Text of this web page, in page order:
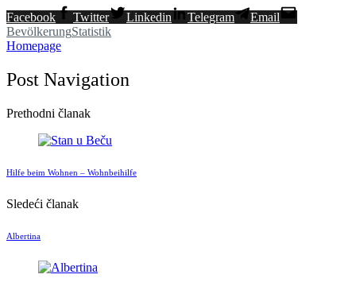
Facebook Twitter Linkedin Telegram
Email
BevölkerungStatistik
Homepage
Post Navigation
Prethodni članak
Hilfe beim Wohnen – Wohnbeihilfe
Sledeći članak
Albertina